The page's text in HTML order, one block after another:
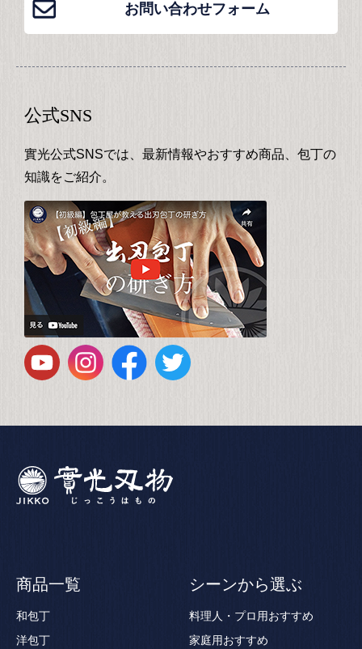
お問い合わせフォーム
公式SNS
實光公式SNSでは、最新情報やおすすめ商品、包丁の
知識をご紹介。
商品一覧
和包丁
洋包丁
シーンから選ぶ
料理人・プロ用おすすめ
家庭用おすすめ